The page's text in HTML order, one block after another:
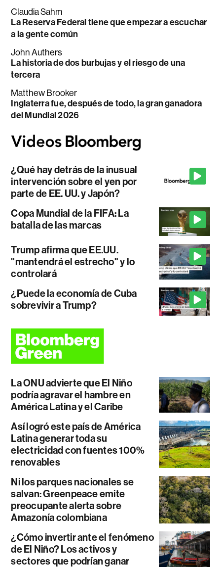
Claudia Sahm
La Reserva Federal tiene que empezar a escuchar
a la gente común
John Authers
La historia de dos burbujas y el riesgo de una
tercera
Matthew Brooker
Inglaterra fue, después de todo, la gran ganadora
del Mundial 2026
¿Qué hay detrás de la inusual
intervención sobre el yen por
parte de EE. UU. y Japón?
Copa Mundial de la FIFA: La
batalla de las marcas
Trump afirma que EE.UU.
"mantendrá el estrecho" y lo
controlará
¿Puede la economía de Cuba
sobrevivir a Trump?
La ONU advierte que El Niño
podría agravar el hambre en
América Latina y el Caribe
Así logró este país de América
Latina generar toda su
electricidad con fuentes 100%
renovables
Ni los parques nacionales se
salvan: Greenpeace emite
preocupante alerta sobre
Amazonía colombiana
¿Cómo invertir ante el fenómeno
de El Niño? Los activos y
sectores que podrían ganar